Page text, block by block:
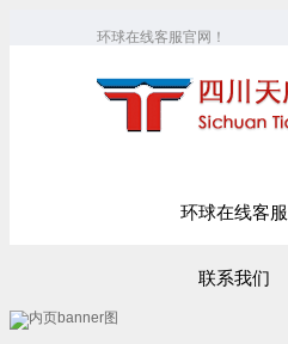
环球在线客服官网！
环球在线客服
联系我们